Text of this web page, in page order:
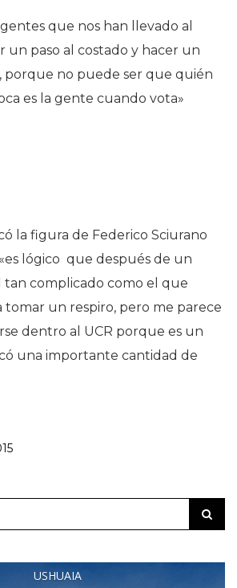
que nos han llevado al
un paso al costado y hacer un
no puede ser que quién
es la gente cuando vota»
la figura de Federico Sciurano
lógico que después de un
tan complicado como el que
tomar un respiro, pero me parece
dentro al UCR porque es un
una importante cantidad de
USHUAIA